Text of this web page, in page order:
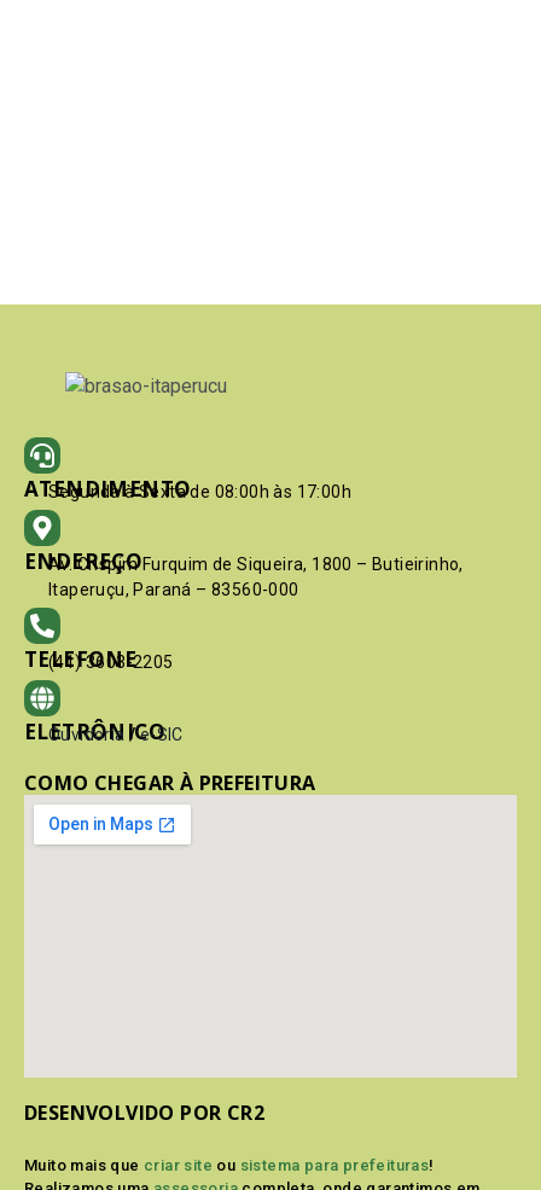
ATENDIMENTO
Segunda à Sexta de 08:00h às 17:00h
ENDEREÇO
Av. Crispim Furquim de Siqueira, 1800 – Butieirinho,
Itaperuçu, Paraná – 83560-000
TELEFONE
(41) 3603-2205
ELETRÔNICO
Ouvidoria / e-SIC
COMO CHEGAR À PREFEITURA
DESENVOLVIDO POR CR2
Muito mais que criar site ou sistema para prefeituras!